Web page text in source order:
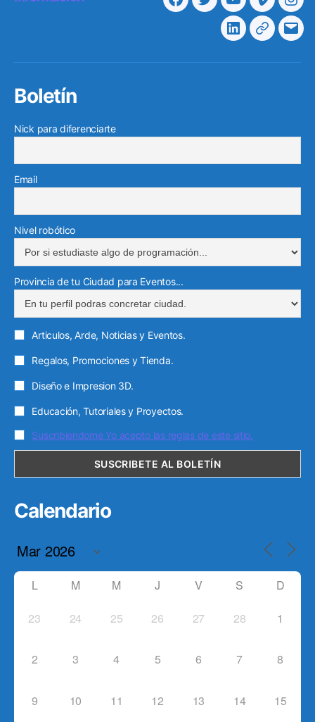
Facebook
TwitterYoutubeVimeo
LinkedinTelegram
Boletín
Nick para diferenciarte
Email
Nivel robótico
Provincia de tu Ciudad para Eventos...
Articulos, Arde, Noticias y Eventos.
Regalos, Promociones y Tienda.
Diseño e Impresion 3D.
Educación, Tutoriales y Proyectos.
Suscribiendome Yo acepto las reglas de este sitio.
Calendario
L M M J V S D
23 24 25 26 27 28 1
2 3 4 5 6 7 8
9 10 11 12 13 14 15